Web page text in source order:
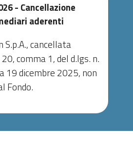
- Cancellazione
aderenti
cancellata
comma 1, del d.lgs. n.
19 dicembre 2025, non
Fondo.